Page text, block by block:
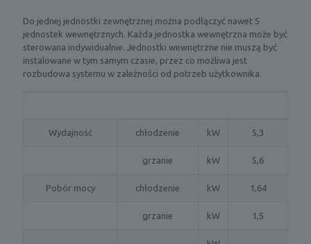
Do jednej jednostki zewnętrznej można podłączyć nawet 5
jednostek wewnętrznych. Każda jednostka wewnętrzna może być
sterowana indywidualnie. Jednostki wewnętrzne nie muszą być
instalowane w tym samym czasie, przez co możliwa jest
rozbudowa systemu w zależności od potrzeb użytkownika.
Wydajność chłodzenie kW 5,3
grzanie kW 5,6
Pobór mocy chłodzenie kW 1,64
grzanie kW 1,5